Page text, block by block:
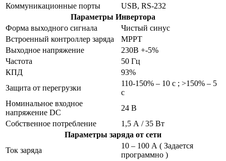
Коммуникационные порты
USB, RS-232
Параметры Инвертора
Форма выходного сигнала
Чистый синус
Встроенный контроллер заряда
MPPT
Выходное напряжение
230В +-5%
Частота
50 Гц
КПД
93%
Защита от перегрузки
110-150% – 10 с ; >150% – 5
с
Номинальное входное
напряжение DC
24 В
Собственное потребление
1,5 А / 35 Вт
Параметры заряда от сети
Ток заряда
10 – 100 А ( Задается
программно )